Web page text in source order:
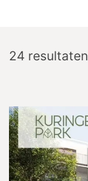
24 resultaten